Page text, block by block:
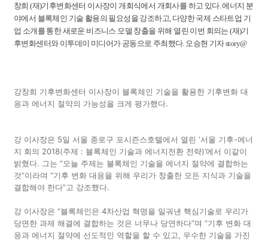
창희 (재)기후변화센터 이사장이 개회식에서 개회사를 하고 있다. 에너지 분
야에서 블록체인 기술 활용의 필요성을 강조하고, 다양한 국제 스타트업 기
업 소개를 통한 새로운 비즈니스 모델 창출을 위해 열린 이번 회의는 (재)기
후변화센터와 이투데이 미디어가 공동으로 주최했다. 오승현 기자 story@
강창희 기후변화센터 이사장이 블록체인 기술을 활용한 기후변화 대
응과 에너지 절약의 가능성을 크게 평가했다.
강 이사장은 5일 서울 종로구 포시즌스호텔에서 열린 ‘서울 기후-에너
지 회의 2018(주제 : 블록체인 기술과 에너지전환 전략)’에서 이같이
밝혔다. 그는 “오늘 주제는 블록체인 기술을 에너지 절약에 결합하는
것”이라며 “기후 변화 대응을 위해 우리가 창출한 모든 지식과 기술을
결합해야 한다”고 강조했다.
강 이사장은 “블록체인은 4차산업 혁명을 일궈낸 핵심기술로 우리가
당면한 과제 해결에 결합하는 것은 너무나 당연하다”며 “기후 변화 대
응과 에너지 절약에 선도적인 역할을 할 수 있고, 우수한 기술을 가진